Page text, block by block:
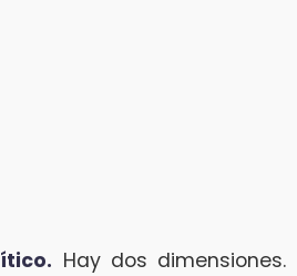
Hay dos dimensiones.